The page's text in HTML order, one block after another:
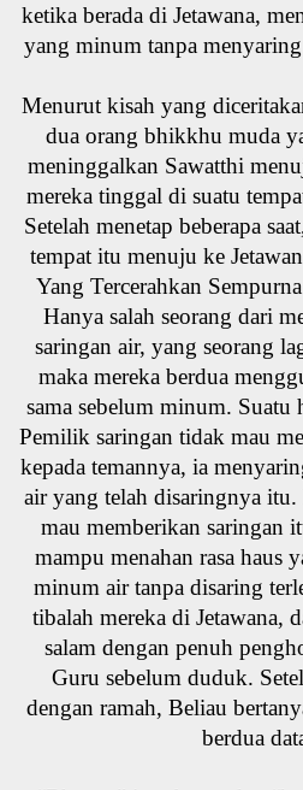
ketika berada di Jetawana,
yang minum tanpa
Menurut kisah yang
dua orang bhikkhu muda
meninggalkan Sawatthi
mereka tinggal di suatu
Setelah menetap beberapa
tempat itu menuju ke
Yang Tercerahkan
Hanya salah seorang dari
saringan air, yang seorang
maka mereka berdua
sama sebelum minum. Suatu
Pemilik saringan tidak mau
kepada temannya, ia
air yang telah disaringnya
mau memberikan saringan
mampu menahan rasa haus
minum air tanpa disaring
tibalah mereka di Jetawana,
salam dengan penuh
Guru sebelum duduk.
dengan ramah, Beliau
berdua